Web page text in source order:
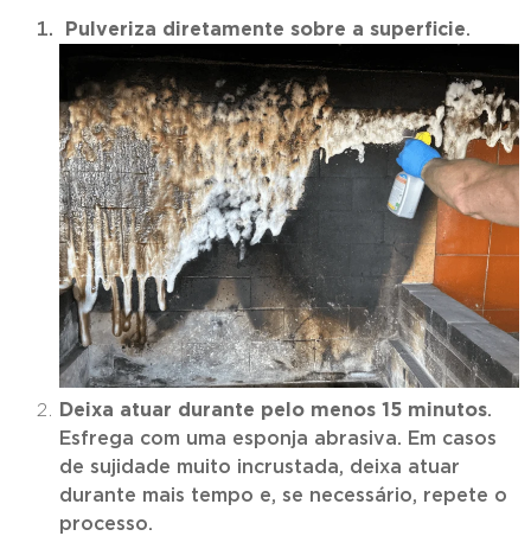
Pulveriza diretamente sobre a superficie.
Deixa atuar durante pelo menos 15 minutos.
Esfrega com uma esponja abrasiva. Em casos
de sujidade muito incrustada, deixa atuar
durante mais tempo e, se necessário, repete o
processo.